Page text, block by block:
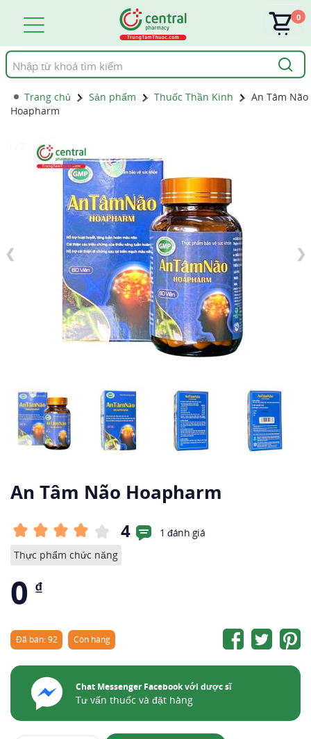
Tìm
kiếm
0
Trang chủ Sản phẩm Thuốc Thần Kinh
An Tâm Não
Hoapharm
❮ ❯
An Tâm Não Hoapharm
4
1 đánh giá
Thực phẩm chức năng
0 ₫
Đã bán: 92 Còn hàng
Chat Messenger Facebook với dược sĩ
Tư vấn thuốc và đặt hàng